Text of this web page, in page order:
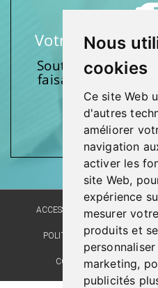
Nous
cookies
Ce site Web
d'autres
améliorer
navigation
activer les
site Web,
expérience
mesurer
produits et
marketing,
publicités
Votre soutien
Soutenez l’une
faisant un don et
Donnez
ACCESSIBILITÉ PLAN DU SITE
POLITIQUE DE
COMMENTAIRES,